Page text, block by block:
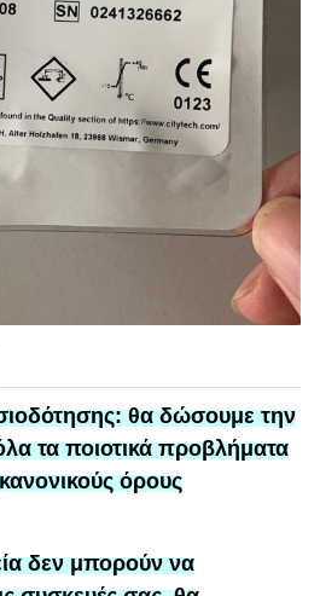
θα δώσουμε την
τα ποιοτικά προβλήματα
όρους
δεν μπορούν να